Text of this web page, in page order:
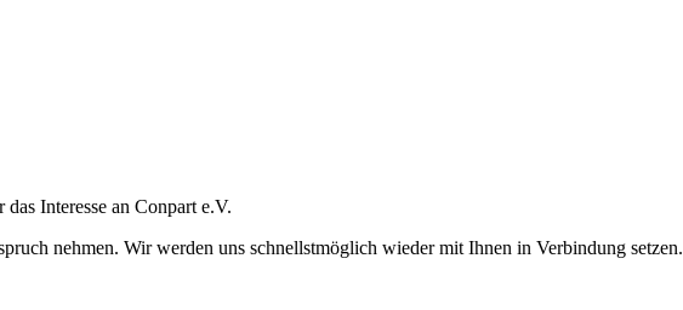
Interesse an Conpart e.V.
nehmen. Wir werden uns schnellstmöglich wieder mit Ihnen in Verbindung setzen.